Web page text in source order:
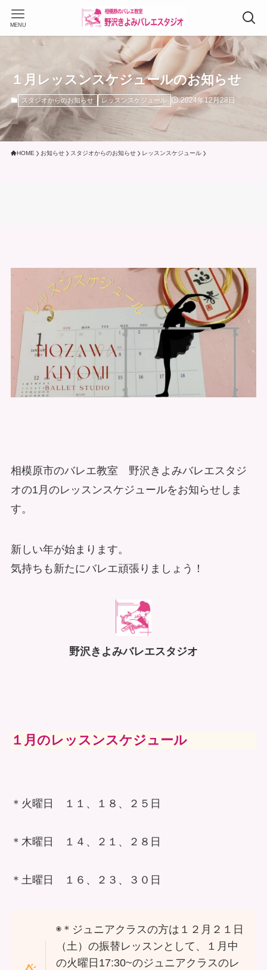
MENU
１月レッスンスケジュールのお知らせ
スタジオからのお知らせ レッスンスケジュール 2024年12月28日
HOME お知らせ スタジオからのお知らせ レッスンスケジュール
相模原市のバレエ教室 野沢きよみバレエスタジ
オの1月のレッスンスケジュールをお知らせしま
す。
新しい年が始まります。
気持ちも新たにバレエ頑張りましょう！
野沢きよみバレエスタジオ
１月のレッスンスケジュール
＊火曜日 １１、１８、２５日
＊木曜日 １４、２１、２８日
＊土曜日 １６、２３、３０日
◉＊ジュニアクラスの方は１２月２１日
（土）の振替レッスンとして、１月中
の火曜日17:30~のジュニアクラスのレ